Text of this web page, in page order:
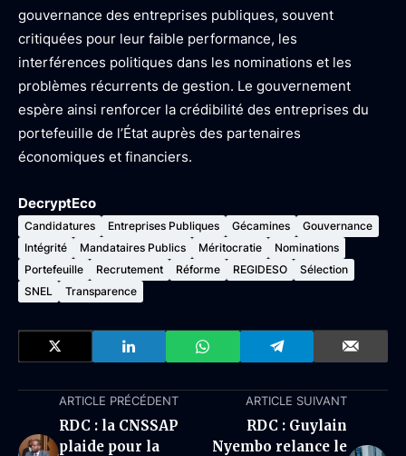
gouvernance des entreprises publiques, souvent
critiquées pour leur faible performance, les
interférences politiques dans les nominations et les
problèmes récurrents de gestion. Le gouvernement
espère ainsi renforcer la crédibilité des entreprises du
portefeuille de l’État auprès des partenaires
économiques et financiers.
DecryptEco
Candidatures Entreprises Publiques Gécamines
Gouvernance
Intégrité
Mandataires Publics Méritocratie
Nominations
Portefeuille
Recrutement Réforme REGIDESO
Sélection
SNEL
Transparence
ARTICLE PRÉCÉDENT
RDC : la CNSSAP
plaide pour la
ARTICLE SUIVANT
RDC : Guylain
Nyembo relance le